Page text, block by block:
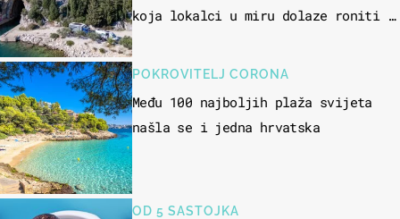
koja lokalci u miru dolaze roniti i
POKROVITELJ CORONA
Među 100 najboljih plaža svijeta
našla se i jedna hrvatska
OD 5 SASTOJKA